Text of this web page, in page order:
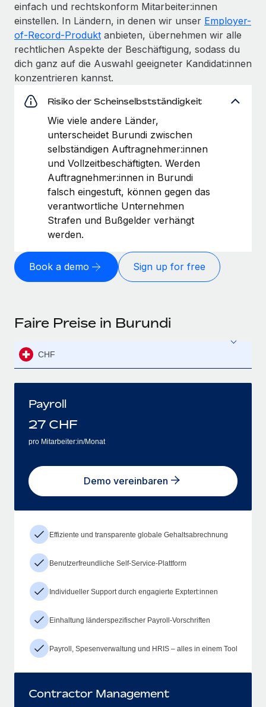
einfach und rechtskonform Mitarbeiter:innen
einstellen. In Ländern, in denen wir unser Employer-
of-Record-Produkt anbieten, übernehmen wir alle
rechtlichen Aspekte der Beschäftigung, sodass du
dich ganz auf die Auswahl geeigneter Kandidat:innen
konzentrieren kannst.
Risiko der Scheinselbstständigkeit
Wie viele andere Länder,
unterscheidet Burundi zwischen
selbständigen Auftragnehmer:innen
und Vollzeitbeschäftigten. Werden
Auftragnehmer:innen in Burundi
falsch eingestuft, können gegen das
verantwortliche Unternehmen
Strafen und Bußgelder verhängt
werden.
Book a demo Sign up for free
Faire Preise in Burundi
CHF
Payroll
27 CHF
pro Mitarbeiter:in/Monat
Demo vereinbaren
Effiziente und transparente globale Gehaltsabrechnung
Benutzerfreundliche Self-Service-Plattform
Individueller Support durch engagierte Exptert:innen
Einhaltung länderspezifischer Payroll-Vorschriften
Payroll, Spesenverwaltung und HRIS – alles in einem Tool
Contractor Management